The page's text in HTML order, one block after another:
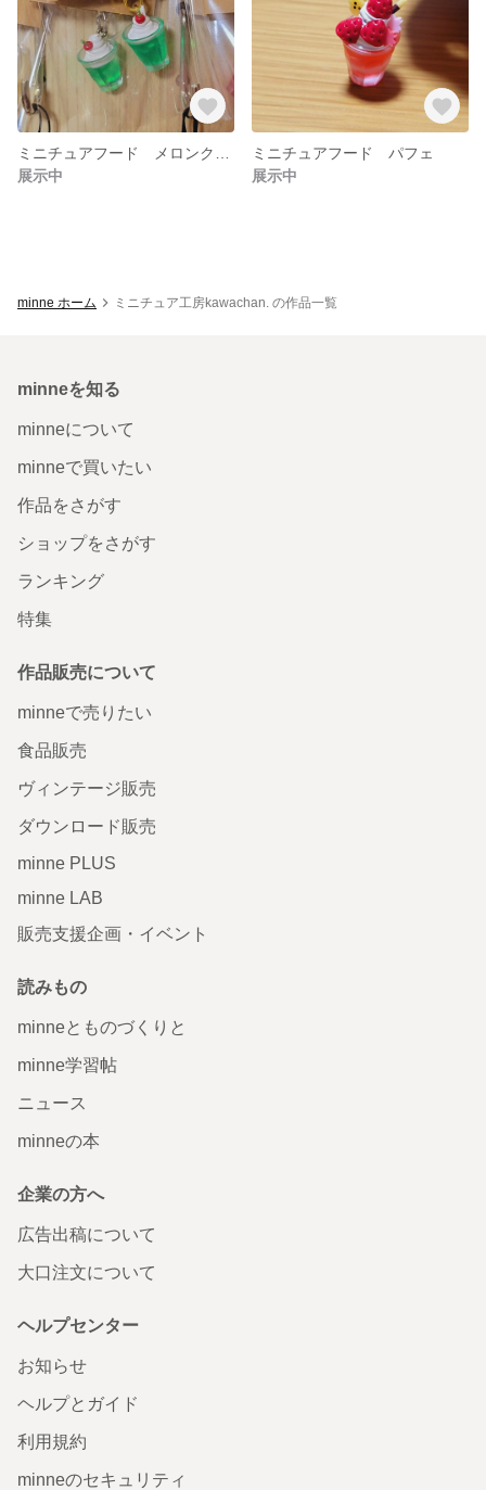
展示中
ミニチュアフード パフェ
展示中
minne ホーム ミニチュア工房kawachan. の作品一覧
minneを知る
minneについて
minneで買いたい
作品をさがす
ショップをさがす
ランキング
特集
作品販売について
minneで売りたい
食品販売
ヴィンテージ販売
ダウンロード販売
minne PLUS
minne LAB
販売支援企画・イベント
読みもの
minneとものづくりと
minne学習帖
ニュース
minneの本
企業の方へ
広告出稿について
大口注文について
ヘルプセンター
お知らせ
ヘルプとガイド
利用規約
minneのセキュリティ